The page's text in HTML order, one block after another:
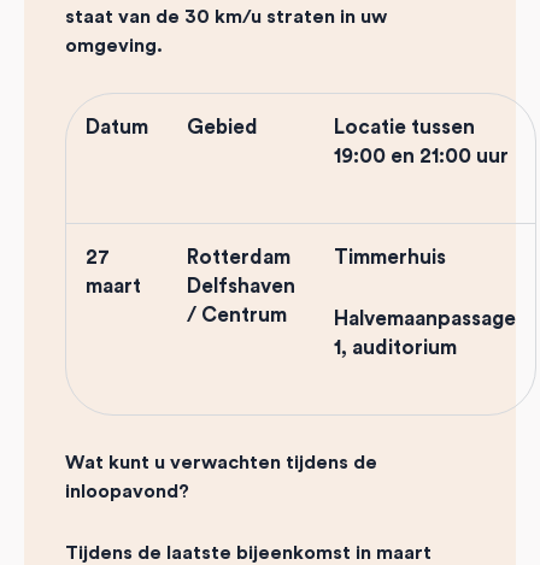
staat van de 30 km/u straten in uw
omgeving.
Datum Gebied
Locatie tussen
19:00 en 21:00 uur
27
maart
Rotterdam
Delfshaven
/ Centrum
Timmerhuis
Halvemaanpassage
1, auditorium
Wat kunt u verwachten tijdens de
inloopavond?
Tijdens de laatste bijeenkomst in maart